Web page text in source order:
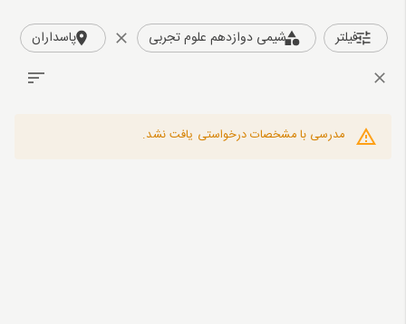
فیلتر شیمی دوازدهم علوم تجربی پاسداران
مدرسی با مشخصات درخواستی یافت نشد.